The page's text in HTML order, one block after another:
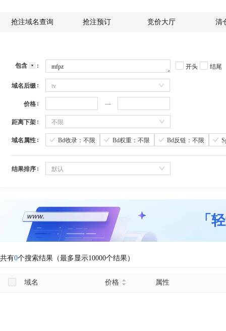
抢注域名查询 抢注预订 竞价大厅 清
包含 开头 结尾
域名后缀 tv
价格
距离下架 不限
域名属性 Bd收录：不限 Bd权重：不限 Bd反链：不限
结果排序 默认
「
共有0个搜索结果（最多显示10000个结果）
域名 价格 属性